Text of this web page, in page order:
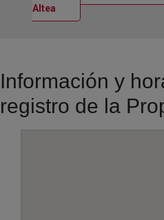
Altea Ventana nueva
Información y
registro de la